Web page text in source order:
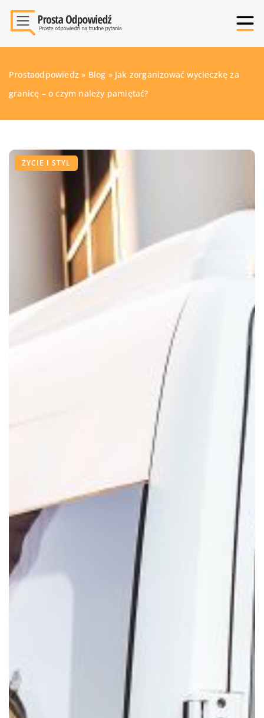
Prostaodpowiedz » Blog » Jak zorganizować wycieczkę za
granicę – o czym należy pamiętać?
ŻYCIE I STYL